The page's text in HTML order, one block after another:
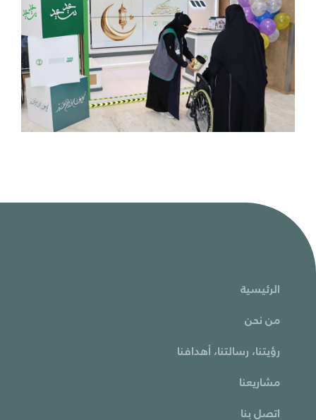
الرئيسية
من نحن
رؤيتنا، رسالتنا، أهدافنا
مشاريعنا
اتصل بنا